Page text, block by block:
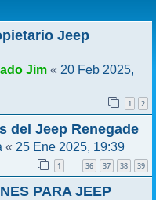
Jeep
Jim « 20 Feb 2025,
1 2
del Jeep Renegade
« 25 Ene 2025, 19:39
1 … 36 37 38 39
PARA JEEP